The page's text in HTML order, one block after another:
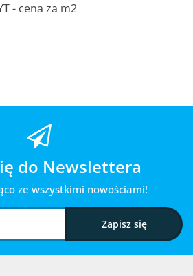
- cena za m2
do Newslettera
ze wszystkimi nowościami!